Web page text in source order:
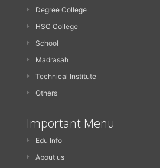
Degree College
HSC College
School
Madrasah
Technical Institute
Others
Important Menu
Edu Info
About us